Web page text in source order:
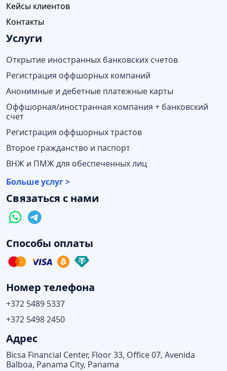
Кейсы клиентов
Контакты
Услуги
Открытие иностранных банковских счетов
Регистрация оффшорных компаний
Анонимные и дебетные платежные карты
Оффшорная/иностранная компания + банковский
счет
Регистрация оффшорных трастов
Второе гражданство и паспорт
ВНЖ и ПМЖ для обеспеченных лиц
Больше услуг >
Связаться с нами
Способы оплаты
Номер телефона
+372 5489 5337
+372 5498 2450
Адрес
Bicsa Financial Center, Floor 33, Office 07, Avenida
Balboa, Panama City, Panama